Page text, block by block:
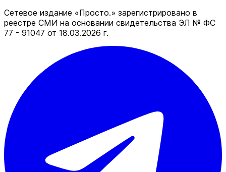
Сетевое издание «Просто.» зарегистрировано в
реестре СМИ на основании свидетельства ЭЛ № ФС
77 - 91047 от 18.03.2026 г.